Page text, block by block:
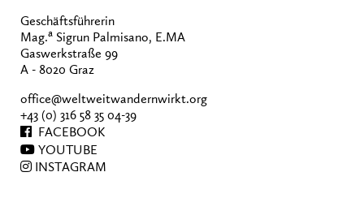
Geschäftsführerin
Mag.a Sigrun Palmisano, E.MA
Gaswerkstraße 99
A - 8020 Graz
office@weltweitwandernwirkt.org
+43 (0) 316 58 35 04-39
FACEBOOK
YOUTUBE
INSTAGRAM